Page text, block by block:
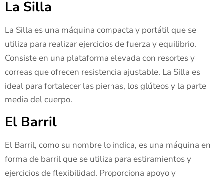
La Silla
La Silla es una máquina compacta y portátil que se
utiliza para realizar ejercicios de fuerza y equilibrio.
Consiste en una plataforma elevada con resortes y
correas que ofrecen resistencia ajustable. La Silla es
ideal para fortalecer las piernas, los glúteos y la parte
media del cuerpo.
El Barril
El Barril, como su nombre lo indica, es una máquina en
forma de barril que se utiliza para estiramientos y
ejercicios de flexibilidad. Proporciona apoyo y